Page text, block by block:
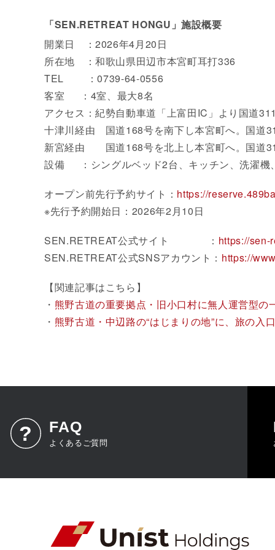
「SEN.RETREAT HONGU」施設概要
開業日 ：2026年4月20日
所在地 ：和歌山県田辺市本宮町耳打336
TEL ：0739-64-0556
客室 ：4室、最大8名
アクセス：紀勢自動車道「上富田IC」より国道
十津川経由 国道168号を南下し本宮町へ。国道
新宮経由 国道168号を北上し本宮町へ。国道
設備 ：シングルベッド2台、キッチン、洗濯機
オープン前先行予約サイト： https://
※先行予約開始日：2026年2月10日
SEN.RETREAT公式サイト ： https://sen-
SEN.RETREAT公式SNSアカウント： https://
【関連記事はこちら】
・ 熊野古道の重要拠点・旧小口村に無人運営型
・ 熊野古道・中辺路の“はじまりの地”に、旅の
FAQ
よくあるご質問